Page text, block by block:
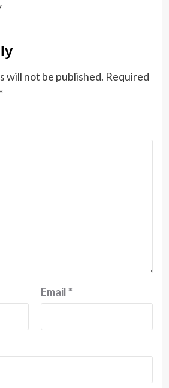
will not be published. Required
*
Email*